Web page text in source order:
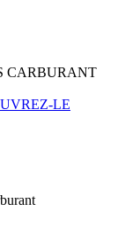
CARBURANT
LE